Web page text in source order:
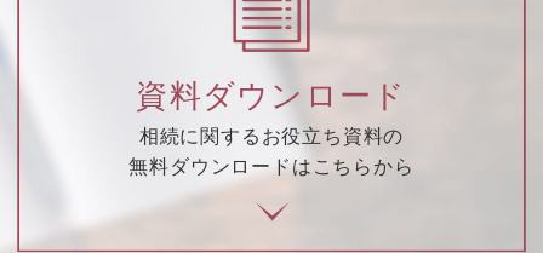
資料ダウンロード
相続に関するお役立ち資料の
無料ダウンロードはこちらから